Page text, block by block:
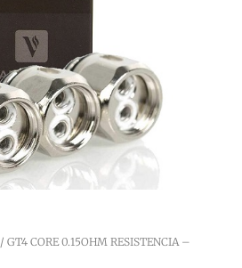
/ GT4 CORE 0.15OHM RESISTENCIA –